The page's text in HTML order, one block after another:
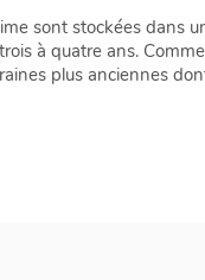
sont stockées dans
à quatre ans.
plus anciennes